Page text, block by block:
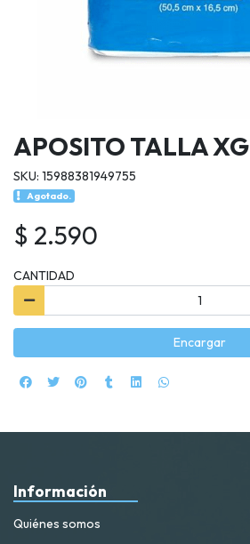
APOSITO TALLA XG
SKU: 15988381949755
Agotado.
$ 2.590
CANTIDAD
Encargar
Información
Quiénes somos